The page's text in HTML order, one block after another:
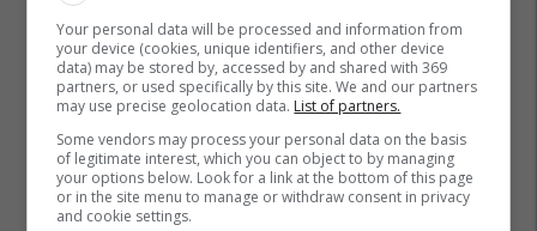
Your personal data will be processed and information from
your device (cookies, unique identifiers, and other device
data) may be stored by, accessed by and shared with 369
partners, or used specifically by this site. We and our partners
may use precise geolocation data. List of partners.
Some vendors may process your personal data on the basis
of legitimate interest, which you can object to by managing
your options below. Look for a link at the bottom of this page
or in the site menu to manage or withdraw consent in privacy
and cookie settings.